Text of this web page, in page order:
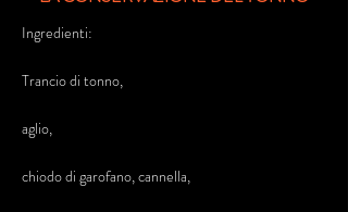
Ingredienti:
Trancio di tonno,
aglio,
chiodo di garofano, cannella,